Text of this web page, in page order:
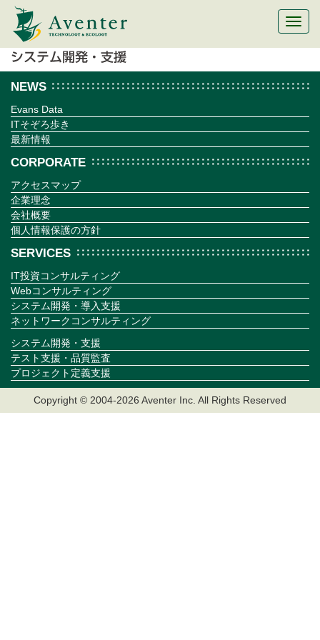
メ
ニ
ュ
NEWS
Evans Data
ITそぞろ歩き
最新情報
CORPORATE
アクセスマップ
企業理念
会社概要
個人情報保護の方針
SERVICES
IT投資コンサルティング
Webコンサルティング
システム開発・導入支援
ネットワークコンサルティング
システム開発・支援
テスト支援・品質監査
プロジェクト定義支援
Copyright © 2004-2026 Aventer Inc. All Rights Reserved